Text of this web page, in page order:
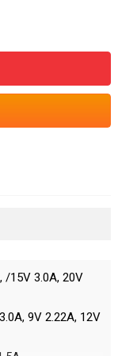
/15V 3.0A, 20V
9V 2.22A, 12V